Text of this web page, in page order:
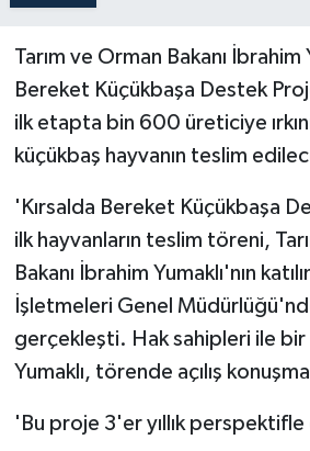
Tarım ve Orman Bakanı İbrahim
Bereket Küçükbaşa Destek
ilk etapta bin 600 üreticiye
küçükbaş hayvanın teslim
'Kırsalda Bereket Küçükbaşa
ilk hayvanların teslim töreni,
Bakanı İbrahim Yumaklı'nın
İşletmeleri Genel
gerçekleşti. Hak sahipleri ile bir
Yumaklı, törende açılış
'Bu proje 3'er yıllık
Yerel